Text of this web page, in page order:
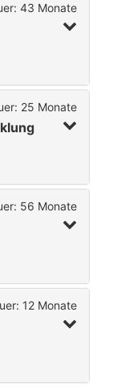
43 Monate
25 Monate
56 Monate
12 Monate